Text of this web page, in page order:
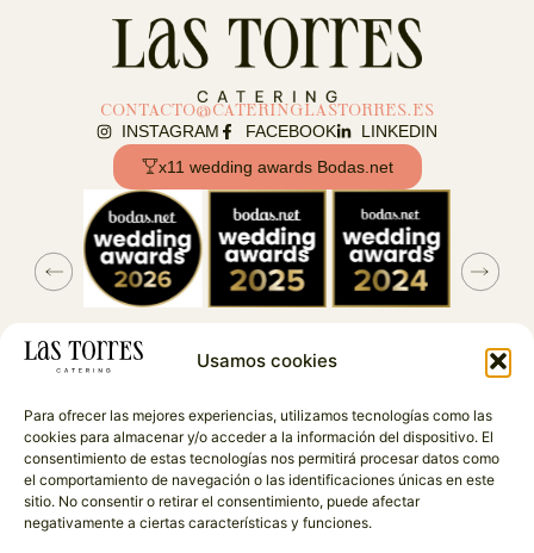
Usamos cookies
Para ofrecer las mejores experiencias, utilizamos tecnologías como las
cookies para almacenar y/o acceder a la información del dispositivo. El
consentimiento de estas tecnologías nos permitirá procesar datos como
el comportamiento de navegación o las identificaciones únicas en este
sitio. No consentir o retirar el consentimiento, puede afectar
negativamente a ciertas características y funciones.
CONTACTO@CATERINGLASTORRES.ES
INSTAGRAM FACEBOOK
LINKEDIN
x11 wedding awards Bodas.net
CONTACTO
ARAHAL – SEVILLA
Patricia: 645 960 535
Marcos: 678 480 331